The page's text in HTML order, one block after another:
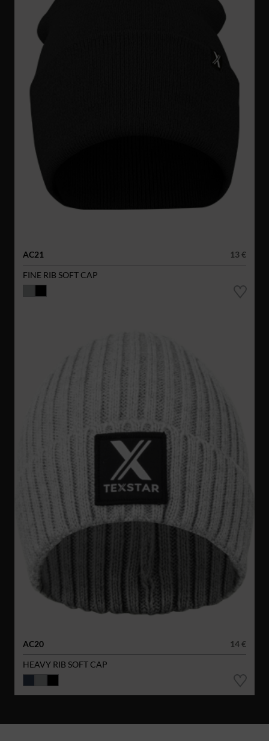
AC21
13 €
FINE RIB SOFT CAP
AC20
14 €
HEAVY RIB SOFT CAP